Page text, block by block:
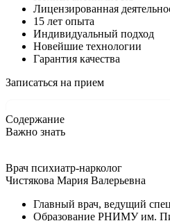
Лицензированная
15 лет опыта
Индивидуальный подход
Новейшие технологии
Гарантия качества
Записаться на прием
Содержание
Важно знать
Врач психиатр-нарколог
Чистякова Мария Валерьевна
Главный врач, ведущий
Образование РНИМУ им.